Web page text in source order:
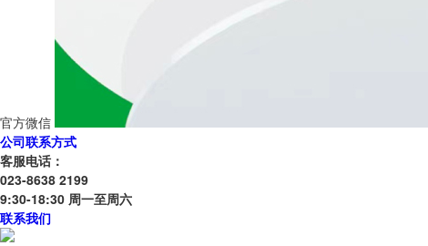
官方微信
公司联系方式
客服电话：
023-8638 2199
9:30-18:30 周一至周六
联系我们